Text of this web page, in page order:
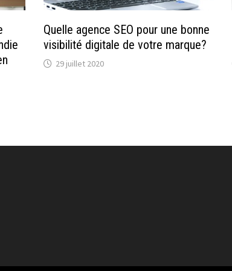
Quelle agence SEO pour une bonne
visibilité digitale de votre marque?
29 juillet 2020